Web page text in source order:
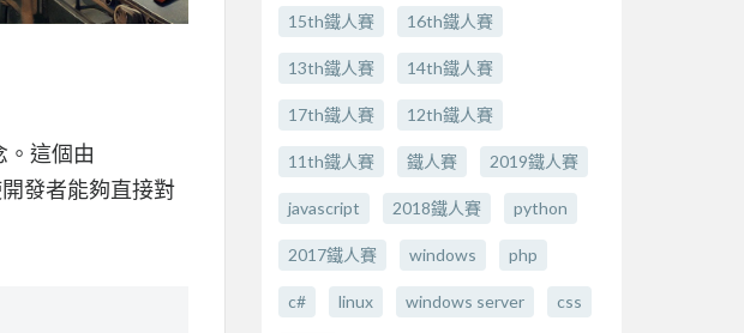
。這個由
發者能夠直接對
15th鐵人賽 16th鐵人賽
13th鐵人賽 14th鐵人賽
17th鐵人賽 12th鐵人賽
11th鐵人賽 鐵人賽 2019鐵人賽
javascript 2018鐵人賽 python
2017鐵人賽 windows php
c# linux windows server css